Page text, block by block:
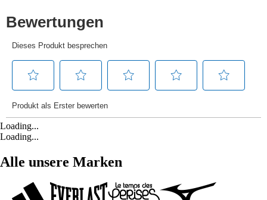
Loading...
Loading...
Alle unsere Marken